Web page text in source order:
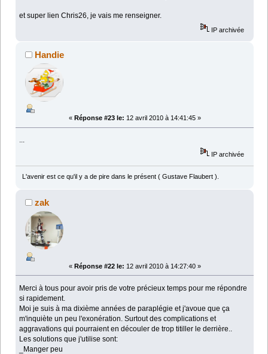
et super lien Chris26, je vais me renseigner.
IP archivée
Handie
« Réponse #23 le: 12 avril 2010 à 14:41:45 »
...
IP archivée
L'avenir est ce qu'il y a de pire dans le présent ( Gustave Flaubert ).
zak
« Réponse #22 le: 12 avril 2010 à 14:27:40 »
Merci à tous pour avoir pris de votre précieux temps pour me répondre
si rapidement.
Moi je suis à ma dixième années de paraplégie et j'avoue que ça
m'inquiète un peu l'exonération. Surtout des complications et
aggravations qui pourraient en découler de trop titiller le derrière..
Les solutions que j'utilise sont:
_Manger peu